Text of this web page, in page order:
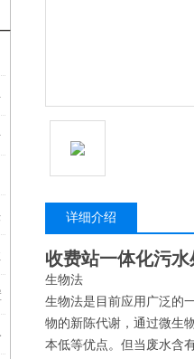
详细介绍
收费站一体化污
生物法
生物法是目前应用广泛的
物的新陈代谢，通过微生
本低等优点。但当废水含